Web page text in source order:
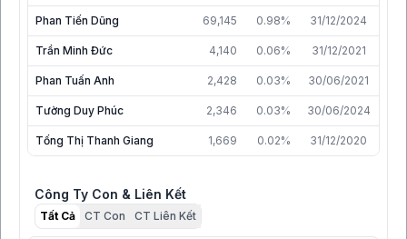
Phan Tiến Dũng 69,145 0.98% 31/12/2024
Trần Minh Đức 4,140 0.06% 31/12/2021
Phan Tuấn Anh 2,428 0.03% 30/06/2021
Tường Duy Phúc 2,346 0.03% 30/06/2024
Tống Thị Thanh Giang 1,669 0.02% 31/12/2020
Công Ty Con & Liên Kết
Tất Cả CT Con CT Liên Kết